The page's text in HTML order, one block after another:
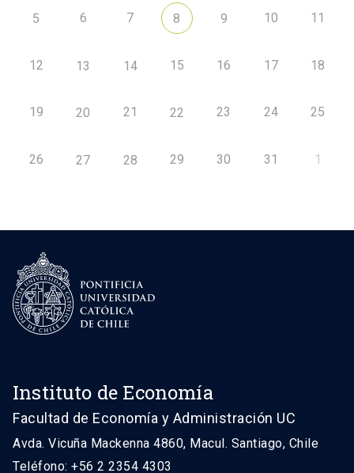
5 6 7 8 9 10 11
12 13 14 15 16 17 18
19 20 21 22 23 24 25
26 27 28 29 30 31 1
Instituto de Economía
Facultad de Economía y Administración UC
Avda. Vicuña Mackenna 4860, Macul. Santiago, Chile
Teléfono: +56 2 2354 4303